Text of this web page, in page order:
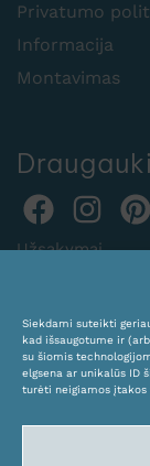
Siekdami suteikti
kad išsaugotume ir
su šiomis
elgsena ar unikalūs ID
turėti neigiamos
Privatumo
Informacija
Montavimas
Užsakymai
Tel. +370 611